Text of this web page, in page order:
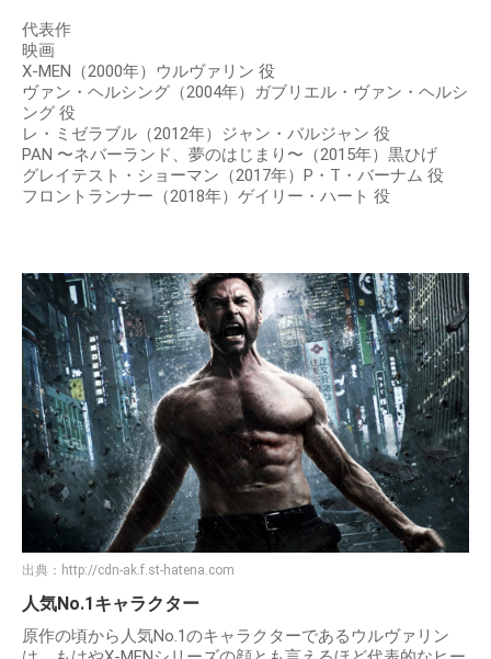
代表作
映画
X-MEN（2000年）ウルヴァリン 役
ヴァン・ヘルシング（2004年）ガブリエル・ヴァン・ヘルシ
ング 役
レ・ミゼラブル（2012年）ジャン・バルジャン 役
PAN 〜ネバーランド、夢のはじまり〜（2015年）黒ひげ
グレイテスト・ショーマン（2017年）P・T・バーナム 役
フロントランナー（2018年）ゲイリー・ハート 役
出典： http://cdn-ak.f.st-hatena.com
人気No.1キャラクター
原作の頃から人気No.1のキャラクターであるウルヴァリン